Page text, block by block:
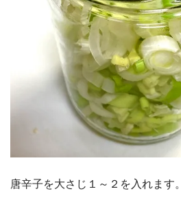
唐辛子を大さじ１～２を入れます。